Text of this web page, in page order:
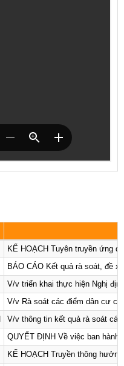
KẾ HOẠCH Tuyên truyền ứng
BÁO CÁO Kết quả rà soát, đề
V/v triển khai thực hiện Nghị
V/v Rà soát các điểm dân cư
V/v thông tin kết quả rà soát
QUYẾT ĐỊNH Về việc ban
KẾ HOẠCH Truyền thông